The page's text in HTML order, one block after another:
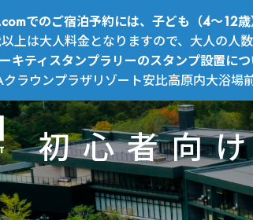
でのご宿泊予約には、子ども（4～12
上は大人料金となりますので、大人の人
キティスタンプラリーのスタンプ設置に
ラウンプラザリゾート安比高原内大浴場
初心者向